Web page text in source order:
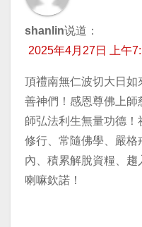
shanlin说道：
2025年4月27日 上午
頂禮南無仁波切大日
善神們！感恩尊佛上師
師弘法利生無量功德
修行、常隨佛學、嚴格
內、積累解脫資糧、趨
喇嘛欽諾！